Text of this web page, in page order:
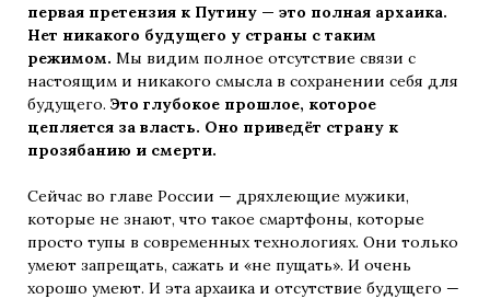
первая претензия к Путину — это полная архаика.
Нет никакого будущего у страны с таким
режимом. Мы видим полное отсутствие связи с
настоящим и никакого смысла в сохранении себя для
будущего. Это глубокое прошлое, которое
цепляется за власть. Оно приведёт страну к
прозябанию и смерти.
Сейчас во главе России — дряхлеющие мужики,
которые не знают, что такое смартфоны, которые
просто тупы в современных технологиях. Они только
умеют запрещать, сажать и «не пущать». И очень
хорошо умеют. И эта архаика и отсутствие будущего —